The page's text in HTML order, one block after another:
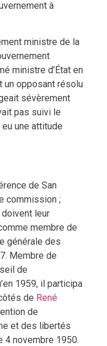
à
ministre de la
ministre d’État en
un opposant résolu
sévèrement
pas suivi le
une attitude
de San
commission ;
leur
membre de
générale des
Membre de
de
1959, il participa
de René
de
et des libertés
4 novembre 1950.